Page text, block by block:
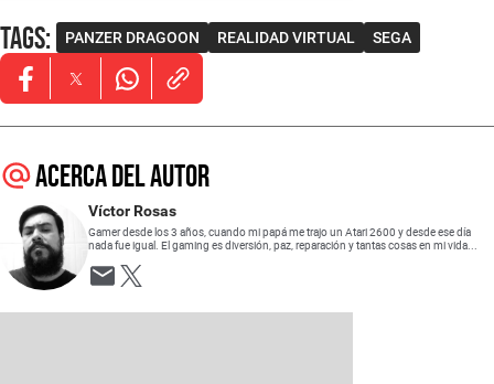
Tags: PANZER DRAGOON REALIDAD VIRTUAL SEGA
Opens in new window
Opens in new window
Opens in new window
Acerca del autor
Víctor Rosas
Gamer desde los 3 años, cuando mi papá me trajo un Atari 2600 y desde ese día
nada fue igual. El gaming es diversión, paz, reparación y tantas cosas en mi vida...
Opens in new window